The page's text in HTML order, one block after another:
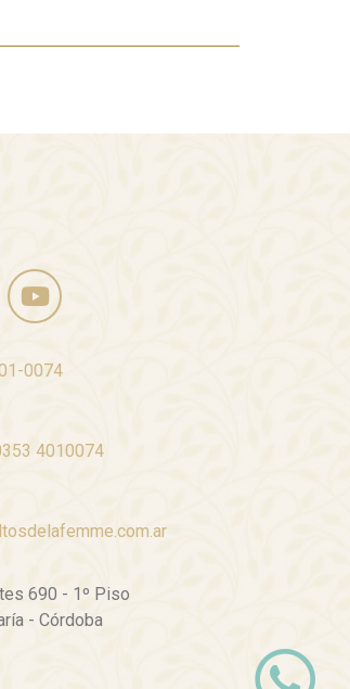
0074
4010074
690 - 1º Piso
- Córdoba